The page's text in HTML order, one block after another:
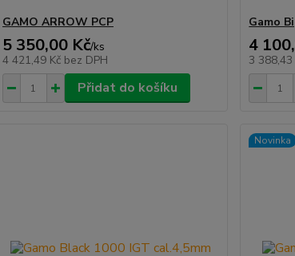
GAMO ARROW PCP
5 350,00 Kč/ks
4 421,49 Kč bez DPH
Přidat do košíku
Gamo
4
3 388,43
Novinka